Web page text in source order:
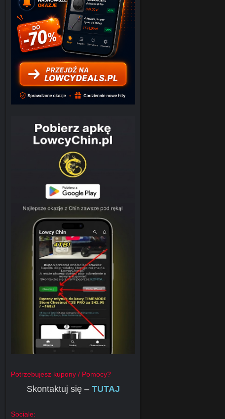
Potrzebujesz kupony / Pomocy?
Skontaktuj się – TUTAJ
Sociale: